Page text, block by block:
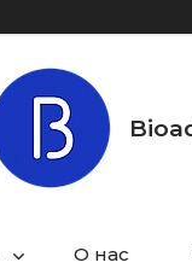
О нас